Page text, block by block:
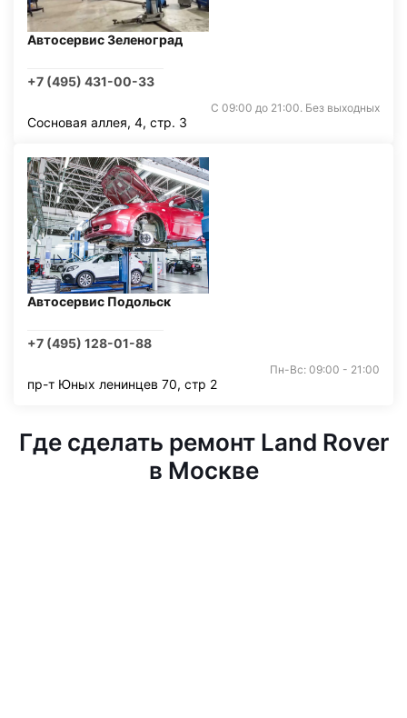
Автосервис Зеленоград
+7 (495) 431-00-33
С 09:00 до 21:00. Без выходных
Сосновая аллея, 4, стр. 3
Автосервис Подольск
+7 (495) 128-01-88
Пн-Вс: 09:00 - 21:00
пр-т Юных ленинцев 70, стр 2
Где сделать ремонт Land Rover
в Москве